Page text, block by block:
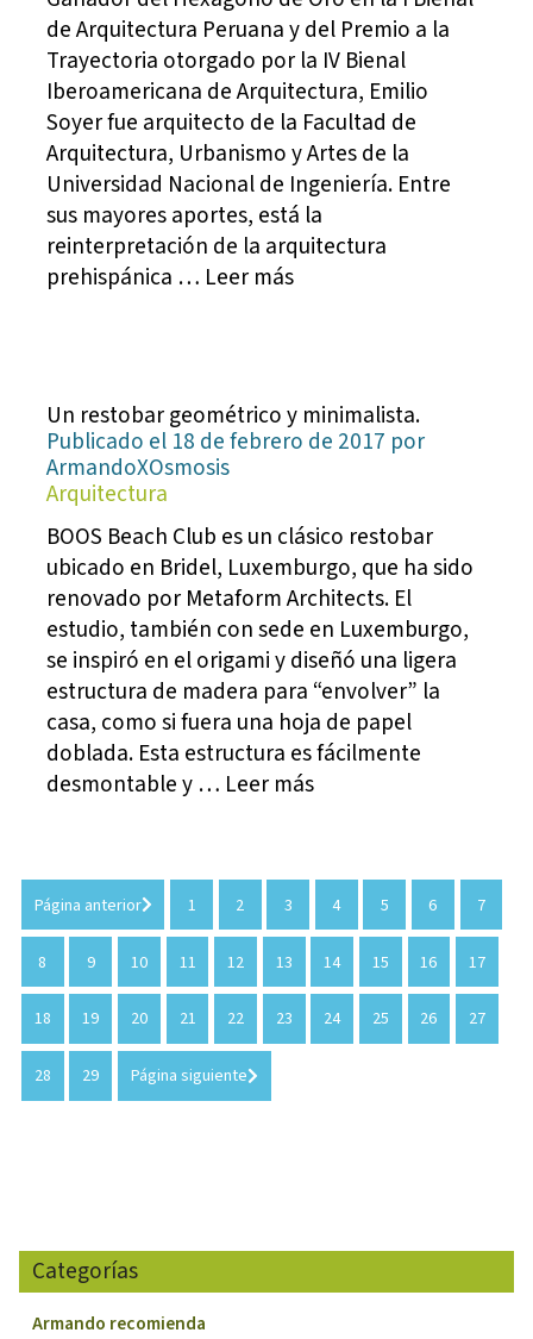
de Arquitectura Peruana y del Premio a la
Trayectoria otorgado por la IV Bienal
Iberoamericana de Arquitectura, Emilio
Soyer fue arquitecto de la Facultad de
Arquitectura, Urbanismo y Artes de la
Universidad Nacional de Ingeniería. Entre
sus mayores aportes, está la
reinterpretación de la arquitectura
prehispánica … Leer más
Un restobar geométrico y minimalista.
Publicado el 18 de febrero de 2017 por
ArmandoXOsmosis
Arquitectura
BOOS Beach Club es un clásico restobar
ubicado en Bridel, Luxemburgo, que ha sido
renovado por Metaform Architects. El
estudio, también con sede en Luxemburgo,
se inspiró en el origami y diseñó una ligera
estructura de madera para “envolver” la
casa, como si fuera una hoja de papel
doblada. Esta estructura es fácilmente
desmontable y … Leer más
Página anterior 1 2 3 4 5 6 7
8 9 10 11 12 13 14 15 16 17
18 19 20 21 22 23 24 25 26 27
28 29 Página siguiente
Categorías
Armando recomienda